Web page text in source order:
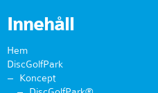
Innehåll
Hem
DiscGolfPark
Koncept